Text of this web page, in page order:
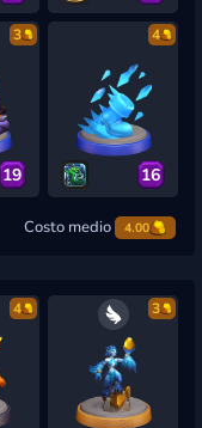
3
19
4
16
Costo medio 4.00
4 3